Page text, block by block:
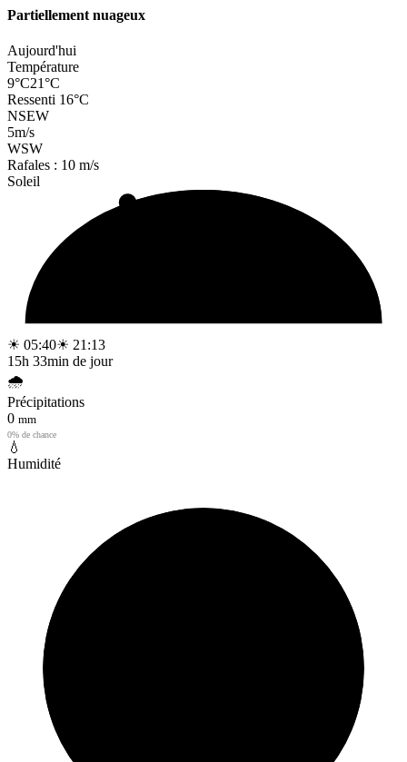
Partiellement nuageux
Aujourd'hui
Température
9°C21°C
Ressenti 16°C
NSEW
5m/s
WSW
Rafales : 10 m/s
Soleil
☀ 05:40☀ 21:13
15h 33min de jour
🌧️
Précipitations
0 mm
0% de chance
💧
Humidité